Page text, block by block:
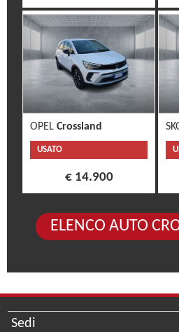
OPEL Crossland
USATO
€ 14.900
ELENCO AUTO
Sedi